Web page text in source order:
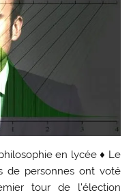
en lycée ♦ Le
de personnes ont voté
tour de l’élection